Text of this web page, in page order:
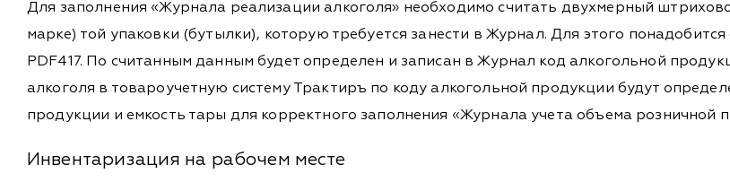
Для заполнения «Журнала реализации алкоголя» необходимо считать двухмерный
марке) той упаковки (бутылки), которую требуется занести в Журнал. Для этого
PDF417. По считанным данным будет определен и записан в Журнал код алкогольной
алкоголя в товароучетную систему Трактиръ по коду алкогольной продукции будут
продукции и емкость тары для корректного заполнения «Журнала учета объема
Инвентаризация на рабочем месте